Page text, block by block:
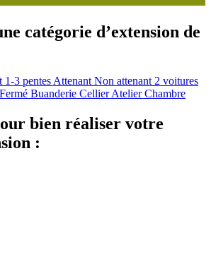
catégorie d’extension de
1-3 pentes Attenant Non attenant 2 voitures
Fermé Buanderie CellierAtelierChambre
bien réaliser votre
: